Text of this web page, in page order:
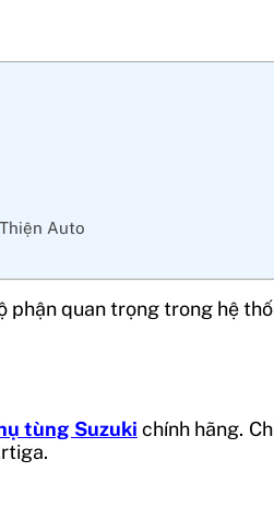
Auto
quan trọng trong hệ
tùng Suzuki chính hãng.